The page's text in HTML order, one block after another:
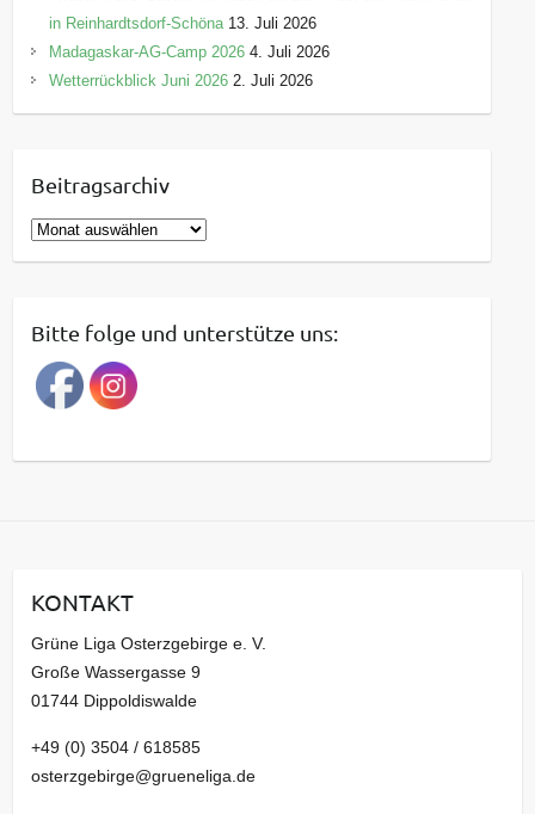
in Reinhardtsdorf-Schöna 13. Juli 2026
Madagaskar-AG-Camp 2026 4. Juli 2026
Wetterrückblick Juni 2026 2. Juli 2026
Beitragsarchiv
B
e
r
a
g
a
v
Bitte folge und unterstütze uns:
KONTAKT
Grüne Liga Osterzgebirge e. V.
Große Wassergasse 9
01744 Dippoldiswalde
+49 (0) 3504 / 618585
osterzgebirge@grueneliga.de